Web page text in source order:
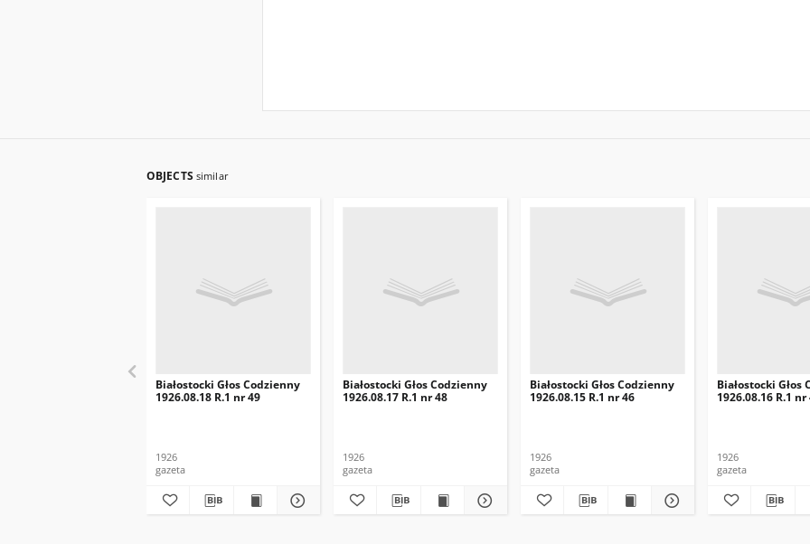
OBJECTS similar
Białostocki Głos Codzienny
1926.08.18 R.1 nr 49
1926
gazeta
Białostocki Głos Codzienny
1926.08.17 R.1 nr 48
1926
gazeta
Białostocki Głos Codzienny
1926.08.15 R.1 nr 46
1926
gazeta
Białostocki Głos
1926.08.16 R.1 nr
1926
gazeta